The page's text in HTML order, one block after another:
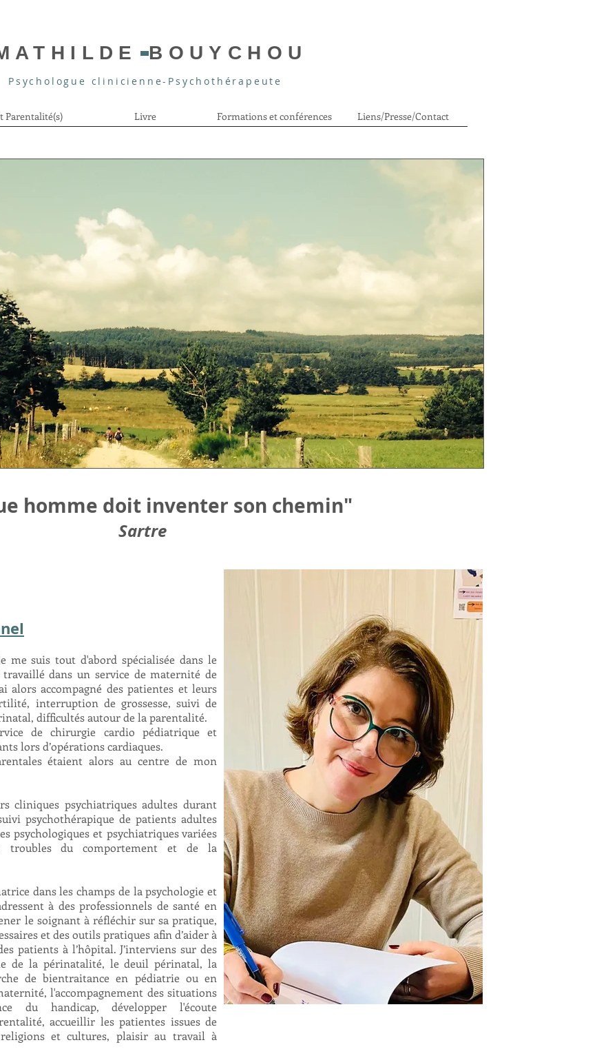
BOUYCHOU
Psychologue clinicienne-Psychothérapeute
Parentalité(s) Livre Formations et conférences Liens/Presse/Contact
homme doit inventer son chemin"
Sartre
me suis tout d'abord spécialisée dans le
dans un service de maternité de
alors accompagné des patientes et leurs
interruption de grossesse, suivi de
difficultés autour de la parentalité.
de chirurgie cardio pédiatrique et
lors d’opérations cardiaques.
étaient alors au centre de mon
cliniques psychiatriques adultes durant
psychothérapique de patients adultes
psychologiques et psychiatriques variées
troubles du comportement et de la
dans les champs de la psychologie et
à des professionnels de santé en
le soignant à réfléchir sur sa pratique,
et des outils pratiques afin d’aider à
patients à l’hôpital. J’interviens sur des
de la périnatalité, le deuil périnatal, la
de bientraitance en pédiatrie ou en
l'accompagnement des situations
du handicap, développer l'écoute
accueillir les patientes issues de
et cultures, plaisir au travail à